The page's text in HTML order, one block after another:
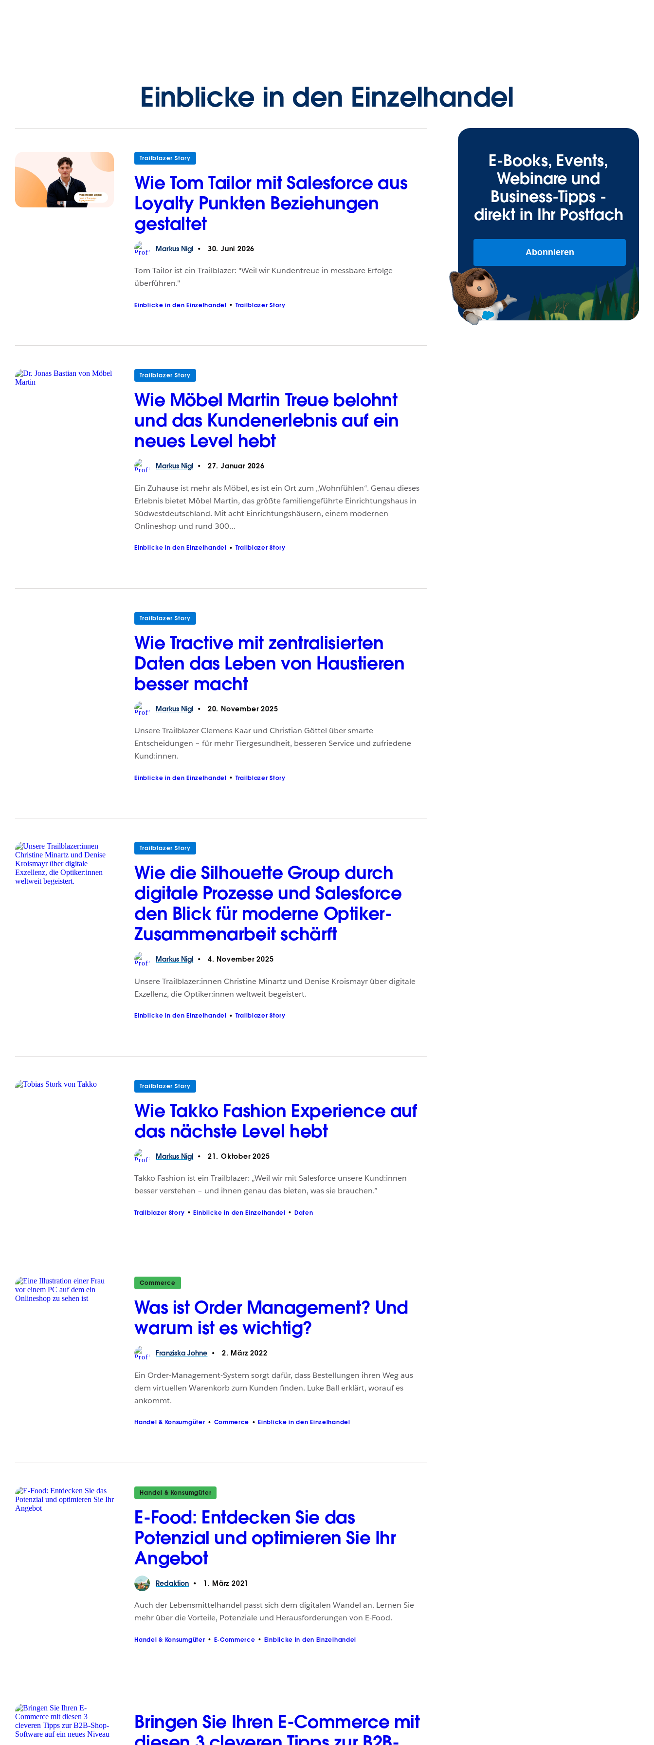
Einblicke in den Einzelhandel
Trailblazer Story
Wie Tom Tailor mit Salesforce aus
Loyalty Punkten Beziehungen
gestaltet
Markus Nigl 30. Juni 2026
Tom Tailor ist ein Trailblazer: "Weil wir Kundentreue in messbare Erfolge
überführen."
Einblicke in den Einzelhandel Trailblazer Story
Trailblazer Story
Wie Möbel Martin Treue belohnt
und das Kundenerlebnis auf ein
neues Level hebt
Markus Nigl 27. Januar 2026
Ein Zuhause ist mehr als Möbel, es ist ein Ort zum „Wohnfühlen“. Genau dieses
Erlebnis bietet Möbel Martin, das größte familiengeführte Einrichtungshaus in
Südwestdeutschland. Mit acht Einrichtungshäusern, einem modernen
Onlineshop und rund 300…
Einblicke in den Einzelhandel Trailblazer Story
Trailblazer Story
Wie Tractive mit zentralisierten
Daten das Leben von Haustieren
besser macht
Markus Nigl 20. November 2025
Unsere Trailblazer Clemens Kaar und Christian Göttel über smarte
Entscheidungen – für mehr Tiergesundheit, besseren Service und zufriedene
Kund:innen.
Einblicke in den Einzelhandel Trailblazer Story
Trailblazer Story
Wie die Silhouette Group durch
digitale Prozesse und Salesforce
den Blick für moderne Optiker-
Zusammenarbeit schärft
Markus Nigl 4. November 2025
Unsere Trailblazer:innen Christine Minartz und Denise Kroismayr über digitale
Exzellenz, die Optiker:innen weltweit begeistert.
Einblicke in den Einzelhandel Trailblazer Story
Trailblazer Story
Wie Takko Fashion Experience auf
das nächste Level hebt
Markus Nigl 21. Oktober 2025
Takko Fashion ist ein Trailblazer: „Weil wir mit Salesforce unsere Kund:innen
besser verstehen – und ihnen genau das bieten, was sie brauchen.”
Trailblazer Story Einblicke in den Einzelhandel Daten
Commerce
Was ist Order Management? Und
warum ist es wichtig?
Franziska Johne 2. März 2022
Ein Order-Management-System sorgt dafür, dass Bestellungen ihren Weg aus
dem virtuellen Warenkorb zum Kunden finden. Luke Ball erklärt, worauf es
ankommt.
Handel & Konsumgüter Commerce Einblicke in den Einzelhandel
Handel & Konsumgüter
E-Food: Entdecken Sie das
Potenzial und optimieren Sie Ihr
Angebot
Redaktion 1. März 2021
Auch der Lebensmittelhandel passt sich dem digitalen Wandel an. Lernen Sie
mehr über die Vorteile, Potenziale und Herausforderungen von E-Food.
Handel & Konsumgüter E-Commerce Einblicke in den Einzelhandel
Bringen Sie Ihren E-Commerce mit
E-Books, Events,
Webinare und
Business-Tipps -
direkt in Ihr Postfach
Abonnieren